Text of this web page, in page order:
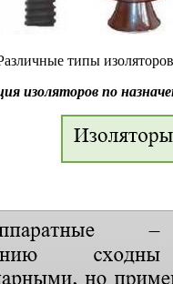
типы изоляторов
изоляторов по